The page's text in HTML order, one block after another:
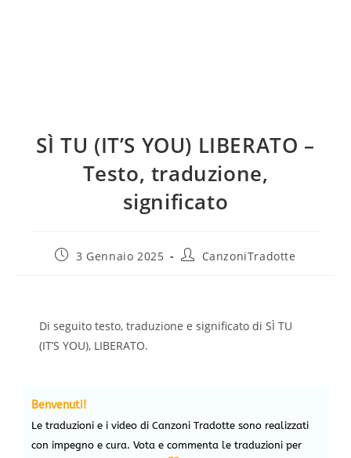
SÌ TU (IT’S YOU) LIBERATO –
Testo, traduzione,
significato
3 Gennaio 2025 CanzoniTradotte
Di seguito testo, traduzione e significato di SÌ TU
(IT’S YOU), LIBERATO.
Benvenuti!
Le traduzioni e i video di Canzoni Tradotte sono realizzati
con impegno e cura. Vota e commenta le traduzioni per